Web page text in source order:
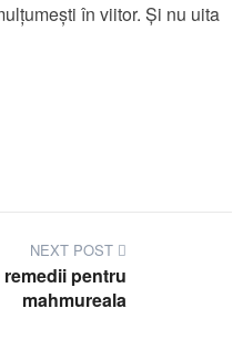
în viitor. Și nu uita
NEXT POST
pentru
mahmureala